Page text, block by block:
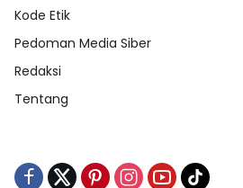
Kode Etik
Pedoman Media Siber
Redaksi
Tentang